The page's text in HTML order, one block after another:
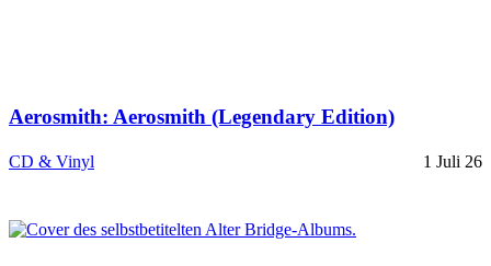
Aerosmith: Aerosmith (Legendary Edition)
CD & Vinyl 1 Juli 26